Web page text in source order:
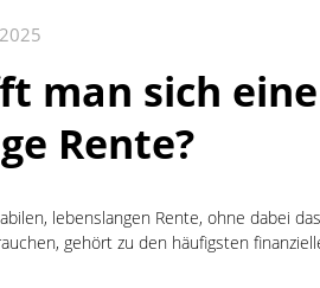
man sich eine
Rente?
lebenslangen Rente, ohne dabei das
gehört zu den häufigsten